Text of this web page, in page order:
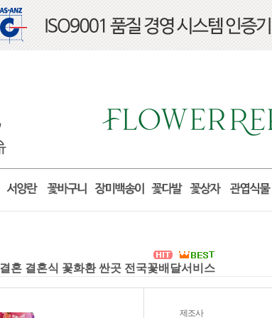
혼 결혼식 꽃화환 싼곳 전국꽃배달서비스
제조사